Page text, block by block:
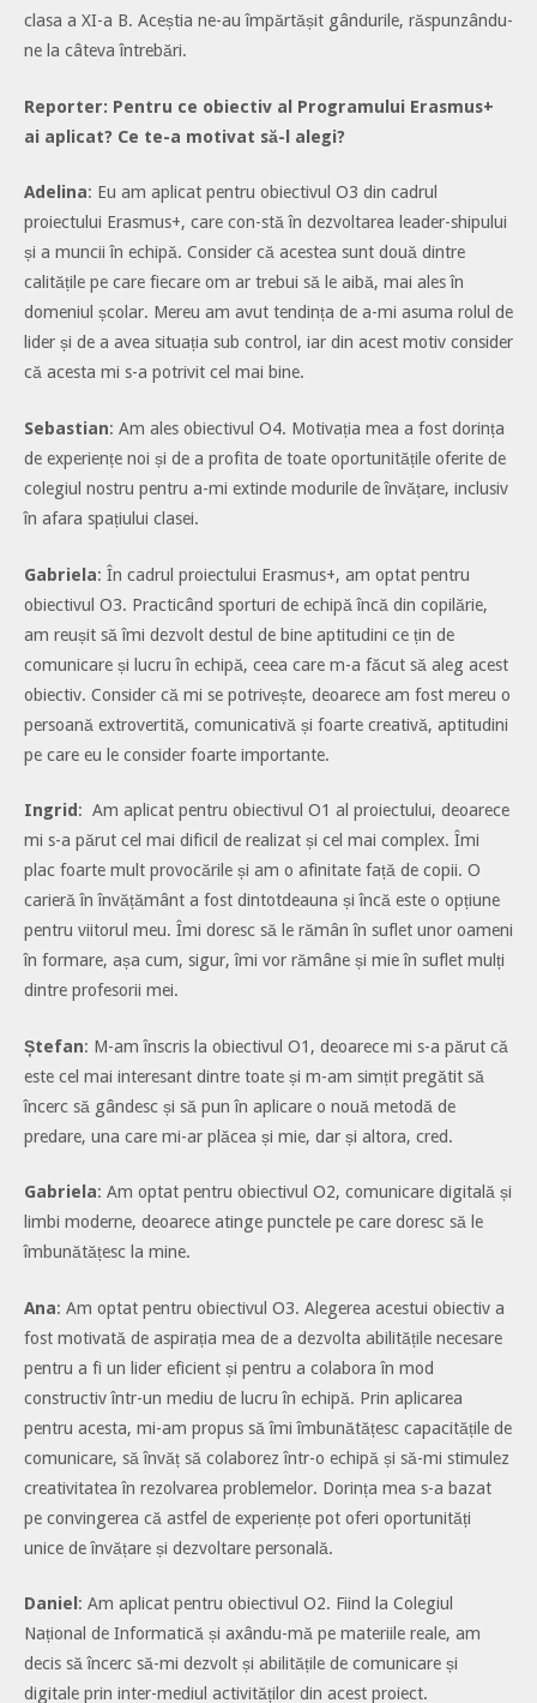
clasa a XI-a B. Aceștia ne-au împărtășit gândurile, răspunzându-
ne la câteva întrebări.
Reporter: Pentru ce obiectiv al Programului Erasmus+
ai aplicat? Ce te-a motivat să-l alegi?
Adelina: Eu am aplicat pentru obiectivul O3 din cadrul
proiectului Erasmus+, care con-stă în dezvoltarea leader-shipului
și a muncii în echipă. Consider că acestea sunt două dintre
calitățile pe care fiecare om ar trebui să le aibă, mai ales în
domeniul școlar. Mereu am avut tendința de a-mi asuma rolul de
lider și de a avea situația sub control, iar din acest motiv consider
că acesta mi s-a potrivit cel mai bine.
Sebastian: Am ales obiectivul O4. Motivația mea a fost dorința
de experiențe noi și de a profita de toate oportunitățile oferite de
colegiul nostru pentru a-mi extinde modurile de învățare, inclusiv
în afara spațiului clasei.
Gabriela: În cadrul proiectului Erasmus+, am optat pentru
obiectivul O3. Practicând sporturi de echipă încă din copilărie,
am reușit să îmi dezvolt destul de bine aptitudini ce țin de
comunicare și lucru în echipă, ceea care m-a făcut să aleg acest
obiectiv. Consider că mi se potrivește, deoarece am fost mereu o
persoană extrovertită, comunicativă și foarte creativă, aptitudini
pe care eu le consider foarte importante.
Ingrid : Am aplicat pentru obiectivul O1 al proiectului, deoarece
mi s-a părut cel mai dificil de realizat și cel mai complex. Îmi
plac foarte mult provocările și am o afinitate față de copii. O
carieră în învățământ a fost dintotdeauna și încă este o opțiune
pentru viitorul meu. Îmi doresc să le rămân în suflet unor oameni
în formare, așa cum, sigur, îmi vor rămâne și mie în suflet mulți
dintre profesorii mei.
Ștefan: M-am înscris la obiectivul O1, deoarece mi s-a părut că
este cel mai interesant dintre toate și m-am simțit pregătit să
încerc să gândesc și să pun în aplicare o nouă metodă de
predare, una care mi-ar plăcea și mie, dar și altora, cred.
Gabriela: Am optat pentru obiectivul O2, comunicare digitală și
limbi moderne, deoarece atinge punctele pe care doresc să le
îmbunătățesc la mine.
Ana: Am optat pentru obiectivul O3. Alegerea acestui obiectiv a
fost motivată de aspirația mea de a dezvolta abilitățile necesare
pentru a fi un lider eficient și pentru a colabora în mod
constructiv într-un mediu de lucru în echipă. Prin aplicarea
pentru acesta, mi-am propus să îmi îmbunătățesc capacitățile de
comunicare, să învăț să colaborez într-o echipă și să-mi stimulez
creativitatea în rezolvarea problemelor. Dorința mea s-a bazat
pe convingerea că astfel de experiențe pot oferi oportunități
unice de învățare și dezvoltare personală.
Daniel : Am aplicat pentru obiectivul O2. Fiind la Colegiul
Național de Informatică și axându-mă pe materiile reale, am
decis să încerc să-mi dezvolt și abilitățile de comunicare și
digitale prin inter-mediul activităților din acest proiect.